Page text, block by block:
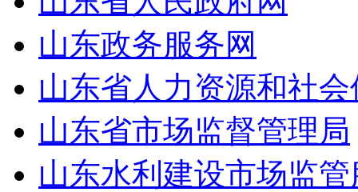
山东政务服务网
山东省人力资源和社
山东省市场监督管理局
山东水利建设市场监